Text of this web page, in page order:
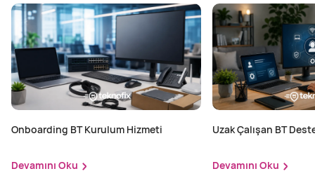
Onboarding BT Kurulum Hizmeti
Devamını Oku
Uzak Çalışan BT
Devamını Oku